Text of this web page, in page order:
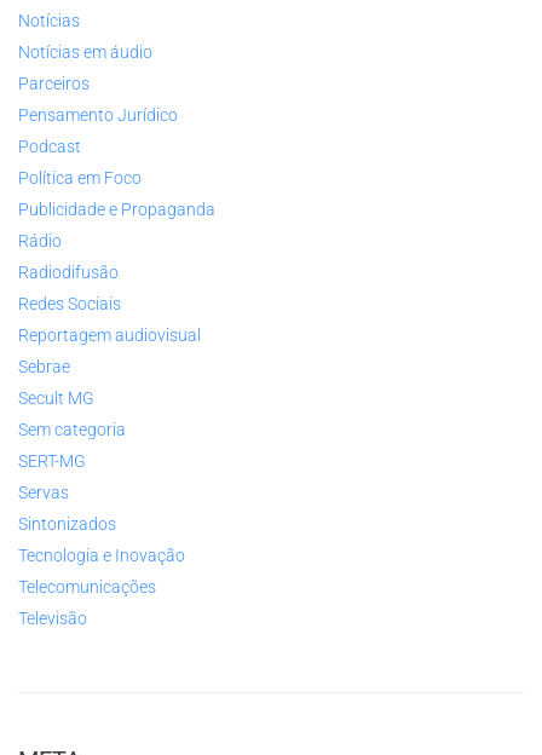
Notícias
Notícias em áudio
Parceiros
Pensamento Jurídico
Podcast
Política em Foco
Publicidade e Propaganda
Rádio
Radiodifusão
Redes Sociais
Reportagem audiovisual
Sebrae
Secult MG
Sem categoria
SERT-MG
Servas
Sintonizados
Tecnologia e Inovação
Telecomunicações
Televisão